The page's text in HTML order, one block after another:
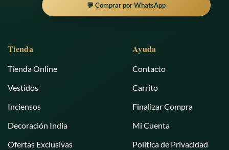
💬 Comprar por WhatsApp
Tienda
Tienda Online
Vestidos
Inciensos
Decoración India
Ofertas Exclusivas
Ayuda
Contacto
Carrito
Finalizar Compra
Mi Cuenta
Política de Privacidad